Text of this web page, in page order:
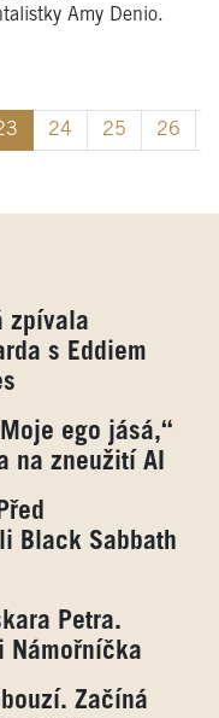
Amy Denio.
24 25 26
zpívala
s Eddiem
ego jásá,“
na zneužití AI
Black Sabbath
Petra.
Námořníčka
Začíná